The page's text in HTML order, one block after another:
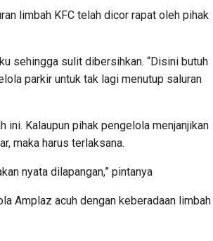
limbah KFC telah dicor rapat oleh pihak
sehingga sulit dibersihkan. “Disini butuh
parkir untuk tak lagi menutup saluran
ini. Kalaupun pihak pengelola menjanjikan
maka harus terlaksana.
nyata dilapangan,” pintanya
Amplaz acuh dengan keberadaan limbah